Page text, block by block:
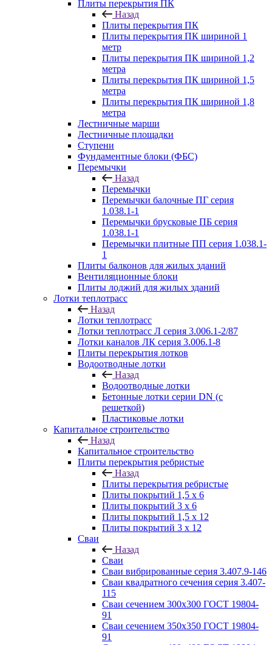
Плиты перекрытия ПК
Назад
Плиты перекрытия ПК
Плиты перекрытия ПК шириной 1
метр
Плиты перекрытия ПК шириной 1,2
метра
Плиты перекрытия ПК шириной 1,5
метра
Плиты перекрытия ПК шириной 1,8
метра
Лестничные марши
Лестничные площадки
Ступени
Фундаментные блоки (ФБС)
Перемычки
Назад
Перемычки
Перемычки балочные ПГ серия
1.038.1-1
Перемычки брусковые ПБ серия
1.038.1-1
Перемычки плитные ПП серия 1.038.1-
1
Плиты балконов для жилых зданий
Вентиляционные блоки
Плиты лоджий для жилых зданий
Лотки теплотрасс
Назад
Лотки теплотрасс
Лотки теплотрасс Л серия 3.006.1-2/87
Лотки каналов ЛК серия 3.006.1-8
Плиты перекрытия лотков
Водоотводные лотки
Назад
Водоотводные лотки
Бетонные лотки серии DN (с
решеткой)
Пластиковые лотки
Капитальное строительство
Назад
Капитальное строительство
Плиты перекрытия ребристые
Назад
Плиты перекрытия ребристые
Плиты покрытий 1,5 x 6
Плиты покрытий 3 x 6
Плиты покрытий 1,5 x 12
Плиты покрытий 3 x 12
Сваи
Назад
Сваи
Сваи вибрированные серия 3.407.9-146
Сваи квадратного сечения серия 3.407-
115
Сваи сечением 300х300 ГОСТ 19804-
91
Сваи сечением 350х350 ГОСТ 19804-
91